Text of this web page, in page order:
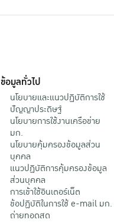
ข้อมูลทั่วไป
นโยบายและแนวปฏิบัติการใช้
ปัญญาประดิษฐ์
นโยบายการใช้งานเครือข่าย
มก.
นโยบายคุ้มครองข้อมูลส่วน
บุคคล
แนวปฏิบัติการคุ้มครองข้อมูล
ส่วนบุคคล
การเข้าใช้อินเตอร์เน็ต
ข้อปฏิบัติในการใช้ e-mail มก.
ถ่ายทอดสด